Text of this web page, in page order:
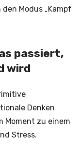
Modus „Kampf
passiert,
wird
Denken
Moment zu einem
Stress.